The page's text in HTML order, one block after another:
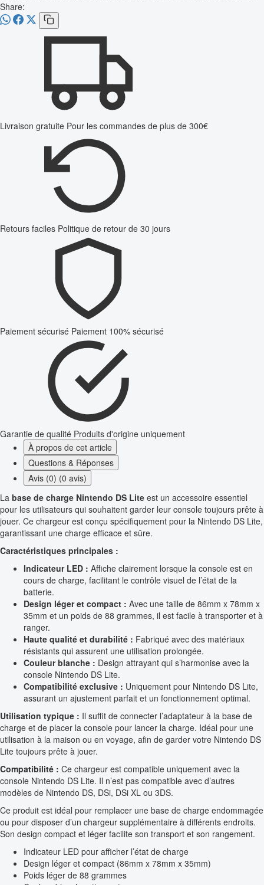
Share:
Livraison gratuite Pour les commandes de plus de 300€
Retours faciles Politique de retour de 30 jours
Paiement sécurisé Paiement 100% sécurisé
Garantie de qualité Produits d'origine uniquement
À propos de cet article
Questions & Réponses
Avis (0) (0 avis)
La base de charge Nintendo DS Lite est un accessoire essentiel
pour les utilisateurs qui souhaitent garder leur console toujours prête à
jouer. Ce chargeur est conçu spécifiquement pour la Nintendo DS Lite,
garantissant une charge efficace et sûre.
Caractéristiques principales :
Indicateur LED : Affiche clairement lorsque la console est en
cours de charge, facilitant le contrôle visuel de l’état de la
batterie.
Design léger et compact : Avec une taille de 86mm x 78mm x
35mm et un poids de 88 grammes, il est facile à transporter et à
ranger.
Haute qualité et durabilité : Fabriqué avec des matériaux
résistants qui assurent une utilisation prolongée.
Couleur blanche : Design attrayant qui s’harmonise avec la
console Nintendo DS Lite.
Compatibilité exclusive : Uniquement pour Nintendo DS Lite,
assurant un ajustement parfait et un fonctionnement optimal.
Utilisation typique : Il suffit de connecter l’adaptateur à la base de
charge et de placer la console pour lancer la charge. Idéal pour une
utilisation à la maison ou en voyage, afin de garder votre Nintendo DS
Lite toujours prête à jouer.
Compatibilité : Ce chargeur est compatible uniquement avec la
console Nintendo DS Lite. Il n’est pas compatible avec d’autres
modèles de Nintendo DS, DSi, DSi XL ou 3DS.
Ce produit est idéal pour remplacer une base de charge endommagée
ou pour disposer d’un chargeur supplémentaire à différents endroits.
Son design compact et léger facilite son transport et son rangement.
Indicateur LED pour afficher l’état de charge
Design léger et compact (86mm x 78mm x 35mm)
Poids léger de 88 grammes